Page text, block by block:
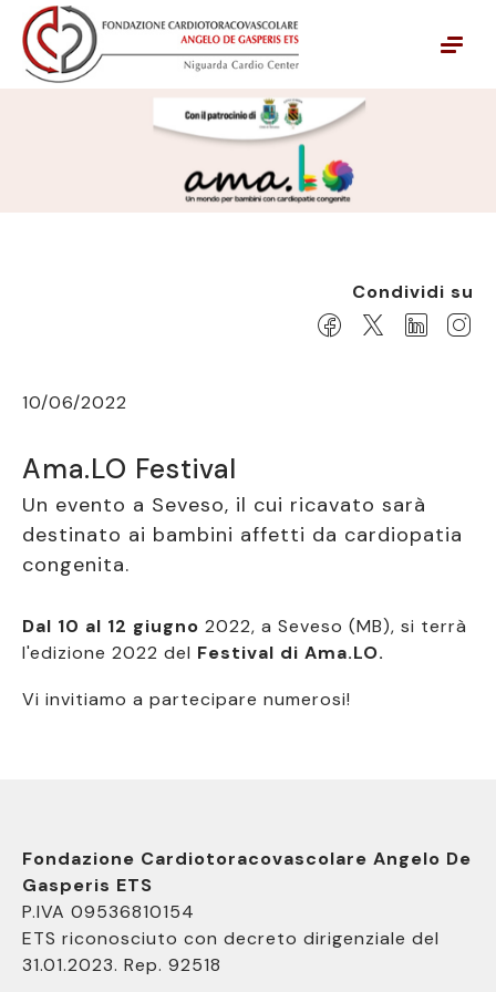
Vai alla navigazione principale
Vai al contenuto principale
Condividi su
10/06/2022
Ama.LO Festival
Un evento a Seveso, il cui ricavato sarà
destinato ai bambini affetti da cardiopatia
congenita.
Dal 10 al 12 giugno 2022, a Seveso (MB), si terrà
l'edizione 2022 del Festival di Ama.LO.
Vi invitiamo a partecipare numerosi!
Fondazione Cardiotoracovascolare Angelo De
Gasperis ETS
P.IVA 09536810154
ETS riconosciuto con decreto dirigenziale del
31.01.2023. Rep. 92518